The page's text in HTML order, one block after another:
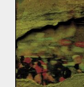
Les
traités
Européenne.
continent, la
évolué